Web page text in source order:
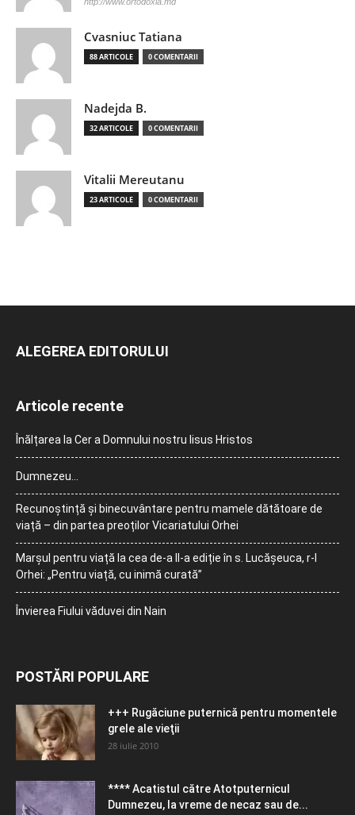
Cvasniuc Tatiana
88 ARTICOLE 0 COMENTARII
Nadejda B.
32 ARTICOLE 0 COMENTARII
Vitalii Mereutanu
23 ARTICOLE 0 COMENTARII
ALEGEREA EDITORULUI
Articole recente
Înălțarea la Cer a Domnului nostru Iisus Hristos
Dumnezeu…
Recunoștință și binecuvântare pentru mamele dătătoare de
viață – din partea preoților Vicariatului Orhei
Marșul pentru viață la cea de-a II-a ediție în s. Lucășeuca, r-l
Orhei: „Pentru viață, cu inimă curată”
Învierea Fiului văduvei din Nain
POSTĂRI POPULARE
+++ Rugăciune puternică pentru momentele
grele ale vieţii
28 iulie 2010
**** Acatistul către Atotputernicul
Dumnezeu, la vreme de necaz sau de...